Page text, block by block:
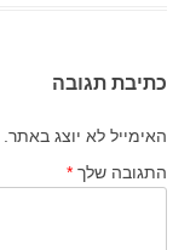
כתיבת תגובה
האימייל לא יוצג באתר.
התגובה שלך *